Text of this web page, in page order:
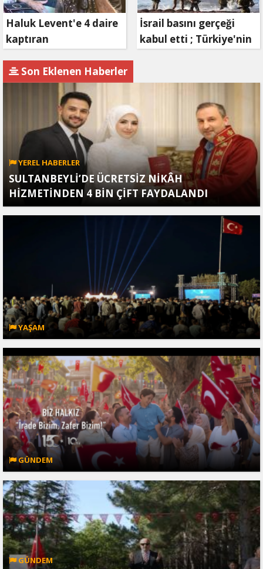
Haluk Levent'e 4 daire
kaptıran
savcılıkta aldı
İsrail basını gerçeği
kabul etti ; Türkiye'nin
Son Eklenen Haberler
YEREL HABERLER
SULTANBEYLİ’DE ÜCRETSİZ NİKÂH
HİZMETİNDEN 4 BİN ÇİFT FAYDALANDI
YAŞAM
GÜNDEM
GÜNDEM